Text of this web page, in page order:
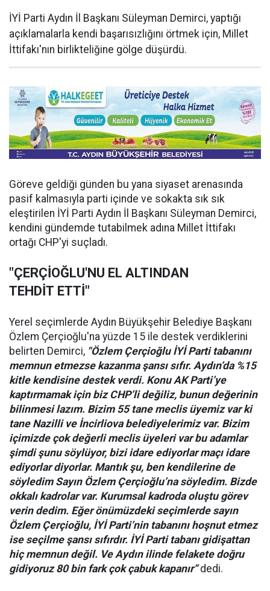
İYİ Parti Aydın İl Başkanı Süleyman Demirci, yaptığı
açıklamalarla kendi başarısızlığını örtmek için, Millet
İttifakı'nın birlikteliğine gölge düşürdü.
Göreve geldiği günden bu yana siyaset arenasında
pasif kalmasıyla parti içinde ve sokakta sık sık
eleştirilen İYİ Parti Aydın İl Başkanı Süleyman Demirci,
kendini gündemde tutabilmek adına Millet İttifakı
ortağı CHP'yi suçladı.
"ÇERÇİOĞLU'NU EL ALTINDAN
TEHDİT ETTİ"
Yerel seçimlerde Aydın Büyükşehir Belediye Başkanı
Özlem Çerçioğlu'na yüzde 15 ile destek verdiklerini
belirten Demirci, "Özlem Çerçioğlu İYİ Parti tabanını
memnun etmezse kazanma şansı sıfır. Aydın’da %15
kitle kendisine destek verdi. Konu AK Parti’ye
kaptırmamak için biz CHP’li değiliz, bunun değerinin
bilinmesi lazım. Bizim 55 tane meclis üyemiz var ki
tane Nazilli ve İncirliova belediyelerimiz var. Bizim
içimizde çok değerli meclis üyeleri var bu adamlar
şimdi şunu söylüyor, bizi idare ediyorlar maçı idare
ediyorlar diyorlar. Mantık şu, ben kendilerine de
söyledim Sayın Özlem Çerçioğlu’na söyledim. Bizde
okkalı kadrolar var. Kurumsal kadroda oluştu görev
verin dedim. Eğer önümüzdeki seçimlerde sayın
Özlem Çerçioğlu, İYİ Parti’nin tabanını hoşnut etmez
ise seçilme şansı sıfırdır. İYİ Parti tabanı gidişattan
hiç memnun değil. Ve Aydın ilinde felakete doğru
gidiyoruz 80 bin fark çok çabuk kapanır’’dedi.